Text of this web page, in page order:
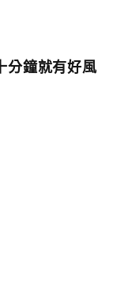
分鐘就有好風